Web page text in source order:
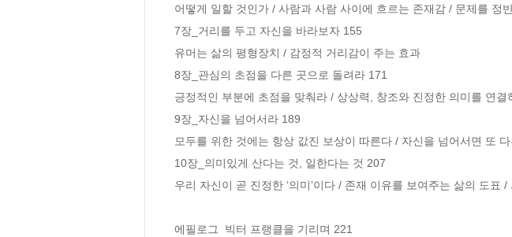
어떻게 일할 것인가 / 사람과 사람 사이에 흐르는 존재감 / 문제를 정
7장_거리를 두고 자신을 바라보자 155
유머는 삶의 평형장치 / 감정적 거리감이 주는 효과
8장_관심의 초점을 다른 곳으로 돌려라 171
긍정적인 부분에 초점을 맞춰라 / 상상력, 창조와 진정한 의미를 연
9장_자신을 넘어서라 189
모두를 위한 것에는 항상 값진 보상이 따른다 / 자신을 넘어서면 또
10장_의미있게 산다는 것, 일한다는 것 207
우리 자신이 곧 진정한 ‘의미’이다 / 존재 이유를 보여주는 삶의 도
에필로그  빅터 프랭클을 기리며 221